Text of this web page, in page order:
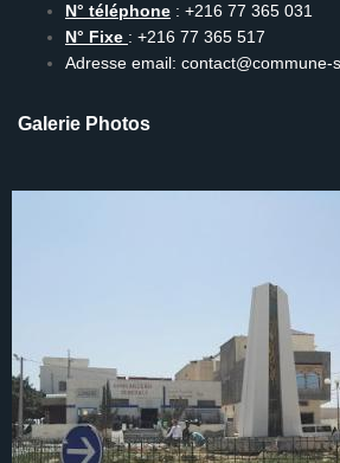
N° téléphone : +216 77 365 031
N° Fixe : +216 77 365 517
Adresse email: contact@commune-
Galerie Photos